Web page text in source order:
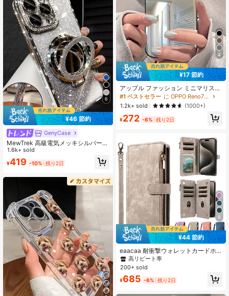
6
¥46 節約
GenyCase
MewTrek 高級電気メッキシルバース
マホケース、メイクアップミラース
タンド付き、光沢のあるラインスト
ーンで装飾、シリコン素材で作ら
6/16e/16 Pro/16 Pro Max/16 Plus/1
5/14/13/12/11/X/XS/XR/8/7およびG
alaxy S25/S24/S23/S22/S21/A55/A
54/A53/A52/A35/A34/A23/A16/A1
5/A14/A13/A12/A05S/FE/Ultra/4G/5
G、Redmi/Honor/MOTO/OPPO/Infi
nixスマホ対応。
1.6k+ sold
¥419 -10% 残り2日
4
¥17 節約
アップル ファッション ミニマリスト
ミラーパッチ スマホケース (本物の
ミラーではありません、ミラー素材)
シルバー 耐衝撃 スマホケース、13/1
1 6.1インチ対応、防水、耐衝撃、傷
防止。
#1 ベストセラー
に OPPO Reno7 携帯電話ケース
1.2k+ sold
(1000+)
¥272 -6% 残り2日
8
¥44 節約
eaacaa 耐衝撃ウォレットカードホ
ルダー 1個 ヴィンテージフリップウ
ォレットフォンケース 複数のカード
撃および盗難防止保護付き iPhone 1
Max/15/14/13/12/11、A16シリーズ
高リピート率
200+ sold
¥685 -6% 残り2日